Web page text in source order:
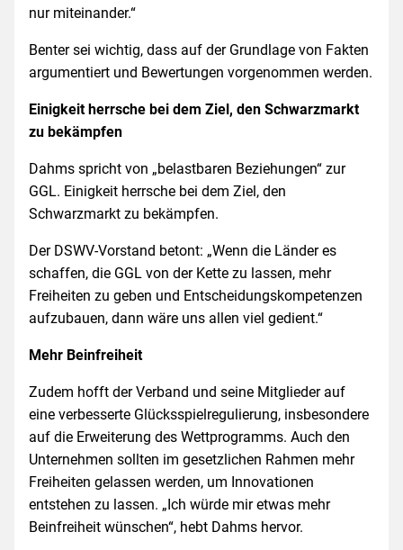
nur miteinander.“
Benter sei wichtig, dass auf der Grundlage von Fakten
argumentiert und Bewertungen vorgenommen werden.
Einigkeit herrsche bei dem Ziel, den Schwarzmarkt
zu bekämpfen
Dahms spricht von „belastbaren Beziehungen“ zur
GGL. Einigkeit herrsche bei dem Ziel, den
Schwarzmarkt zu bekämpfen.
Der DSWV-Vorstand betont: „Wenn die Länder es
schaffen, die GGL von der Kette zu lassen, mehr
Freiheiten zu geben und Entscheidungskompetenzen
aufzubauen, dann wäre uns allen viel gedient.“
Mehr Beinfreiheit
Zudem hofft der Verband und seine Mitglieder auf
eine verbesserte Glücksspielregulierung, insbesondere
auf die Erweiterung des Wettprogramms. Auch den
Unternehmen sollten im gesetzlichen Rahmen mehr
Freiheiten gelassen werden, um Innovationen
entstehen zu lassen. „Ich würde mir etwas mehr
Beinfreiheit wünschen“, hebt Dahms hervor.